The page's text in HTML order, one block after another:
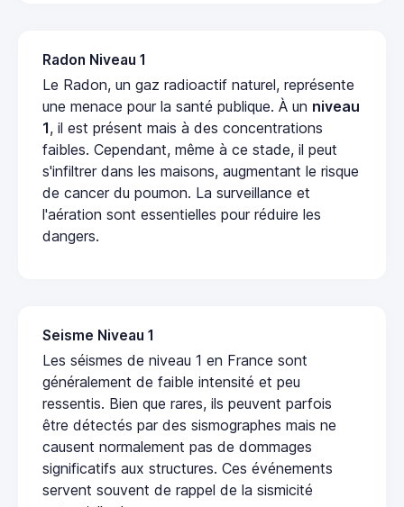
Radon Niveau 1
Le Radon, un gaz radioactif naturel, représente
une menace pour la santé publique. À un niveau
1, il est présent mais à des concentrations
faibles. Cependant, même à ce stade, il peut
s'infiltrer dans les maisons, augmentant le risque
de cancer du poumon. La surveillance et
l'aération sont essentielles pour réduire les
dangers.
Seisme Niveau 1
Les séismes de niveau 1 en France sont
généralement de faible intensité et peu
ressentis. Bien que rares, ils peuvent parfois
être détectés par des sismographes mais ne
causent normalement pas de dommages
significatifs aux structures. Ces événements
servent souvent de rappel de la sismicité